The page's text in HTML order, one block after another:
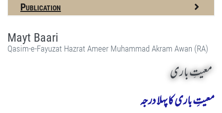
Publication
Mayt Baari
Qasim-e-Fayuzat Hazrat Ameer Muhammad Akram Awan (RA)
معیتِ باری
معیتِ باری کا پہلا درجہ